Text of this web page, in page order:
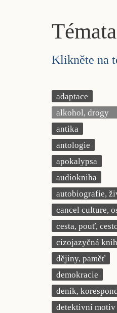
Témata
Klikněte na
adaptace
alkohol, drogy
antika
antologie
apokalypsa
audiokniha
autobiografie,
cancel culture,
cesta, pouť,
cizojazyčná
dějiny, paměť
demokracie
deník,
detektivní motiv